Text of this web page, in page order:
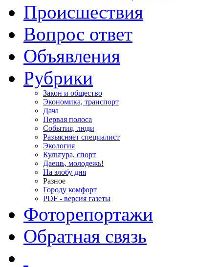
Происшествия
Вопрос ответ
Объявления
Рубрики
Закон и общество
Экономика, транспорт
Дача
Первая полоса
События, люди
Разъясняет специалист
Экология
Культура, спорт
Даешь, молодежь!
На злобу дня
Разное
Городу комфорт
PDF - версия газеты
Фоторепортажи
Обратная связь